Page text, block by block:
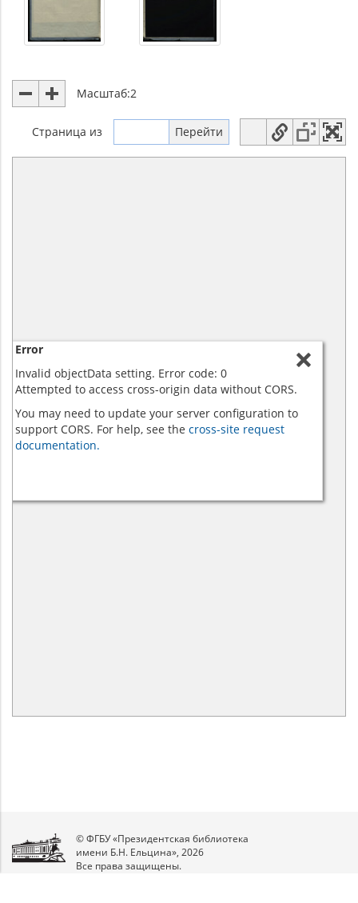
Масштаб:2
Страница из
Error
Invalid objectData setting. Error code: 0
Attempted to access cross-origin data without CORS.
You may need to update your server configuration to
support CORS. For help, see the cross-site request
documentation.
© ФГБУ «Президентская библиотека
имени Б.Н. Ельцина», 2026
Все права защищены.